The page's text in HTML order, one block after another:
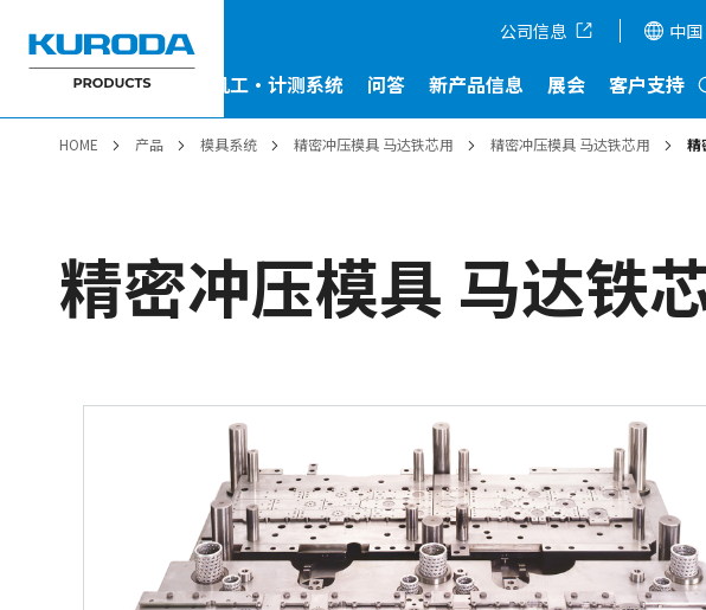
公司信息 中国
驱动系统 模具系统 机工・计测系统 问答 新产品信息 展会 客户支持
HOME 产品 模具系统 精密冲压模具 马达铁芯用 精密冲压模具 马达铁芯用 精
精密冲压模具 马达铁